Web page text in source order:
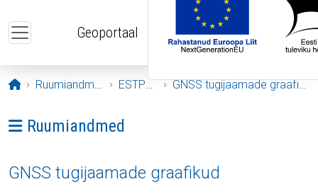
Geoportaal
Avaleht
Ruumiandmed ESTPOS GNSS tugijaamade graafikud
Ava menüü: Ruumiandmed
Ruumiandmed
GNSS tugijaamade graafikud